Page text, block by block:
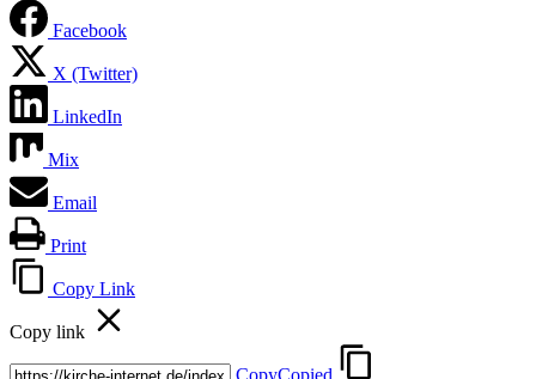
Facebook
X (Twitter)
LinkedIn
Mix
Email
Print
Copy Link
Copy link
CopyCopied